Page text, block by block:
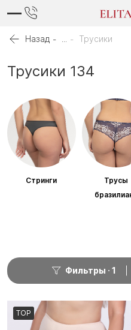
Назад Трусики
Трусики 134
Стринги
Трусы
Фильтры 1
TOP